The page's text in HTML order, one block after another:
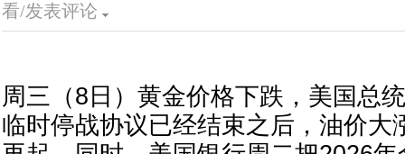
看/发表评论
周三（8日）黄金价格下跌，美国总
临时停战协议已经结束之后，油价大